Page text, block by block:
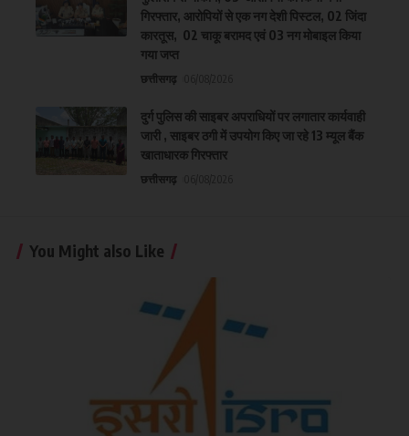
गिरफ्तार, आरोपियों से एक नग देशी पिस्टल, 02 जिंदा
कारतूस, 02 चाकू बरामद एवं 03 नग मोबाइल किया
गया जप्त
छत्तीसगढ़
दुर्ग पुलिस की साइबर अपराधियों पर लगातार कार्यवाही
जारी , साइबर ठगी में उपयोग किए जा रहे 13 म्यूल बैंक
खाताधारक गिरफ्तार
छत्तीसगढ़
You Might also Like